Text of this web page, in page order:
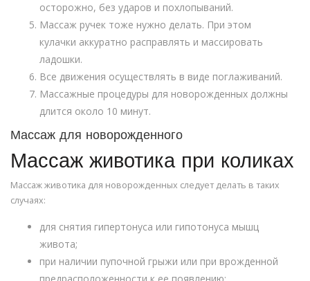
осторожно, без ударов и похлопываний.
Массаж ручек тоже нужно делать. При этом
кулачки аккуратно расправлять и массировать
ладошки.
Все движения осуществлять в виде поглаживаний.
Массажные процедуры для новорожденных должны
длится около 10 минут.
Массаж для новорожденного
Массаж животика при коликах
Массаж животика для новорожденных следует делать в таких
случаях:
для снятия гипертонуса или гипотонуса мышц
живота;
при наличии пупочной грыжи или при врожденной